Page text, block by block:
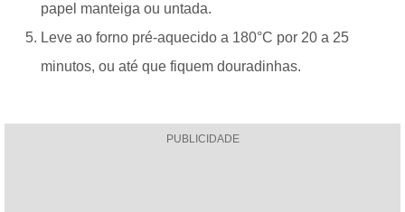
papel manteiga ou untada.
Leve ao forno pré-aquecido a 180°C por 20 a 25
minutos, ou até que fiquem douradinhas.
PUBLICIDADE